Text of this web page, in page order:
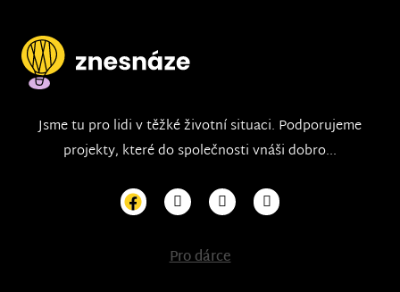
Jsme tu pro lidi v těžké životní situaci. Podporujeme
projekty, které do společnosti vnáši dobro...
Pro dárce